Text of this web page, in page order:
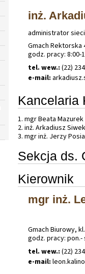
inż.
administrator sieci
Gmach Rektorska
godz. pracy: 8:00-
tel. wew.: (22)
e-mail: arkadiusz.
Kancelaria
1. mgr Beata
2. inż. Arkadiusz
3. mgr inż. Jerzy
Sekcja ds.
Kierownik
mgr inż.
Gmach Biurowy,
godz. pracy: pon.-
tel. wew.: (22)
e-mail: leon.